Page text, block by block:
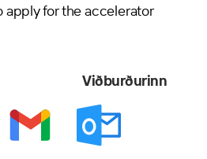
apply for the accelerator
Viðburðurinn